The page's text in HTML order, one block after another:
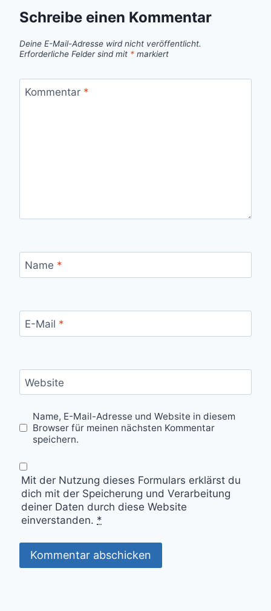
Schreibe einen Kommentar
Deine E-Mail-Adresse wird nicht veröffentlicht.
Erforderliche Felder sind mit * markiert
Kommentar *
Name *
E-Mail *
Website
Name, E-Mail-Adresse und Website in diesem
Browser für meinen nächsten Kommentar
speichern.
Mit der Nutzung dieses Formulars erklärst du
dich mit der Speicherung und Verarbeitung
deiner Daten durch diese Website
einverstanden. *